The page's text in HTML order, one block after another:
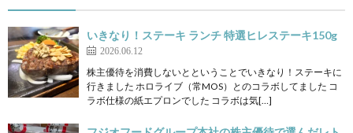
いきなり！ステーキ ランチ 特選ヒレステーキ150g
2026.06.12
株主優待を消費しないとということでいきなり！ステーキに
行きました ホロライブ（常MOS）とのコラボしてました コ
ラボ仕様の紙エプロンでした コラボは気[…]